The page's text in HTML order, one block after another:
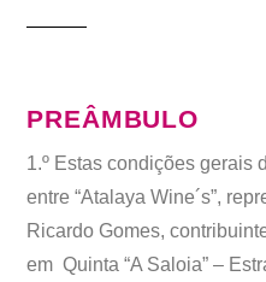
PREÂMBULO
1.º Estas condições gerais
entre “Atalaya Wine´s”,
Ricardo Gomes,
em Quinta “A Saloia” –